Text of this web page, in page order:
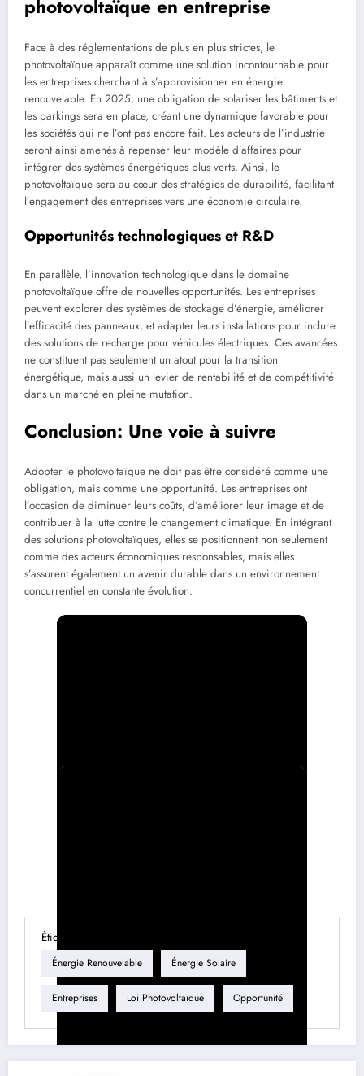
photovoltaïque en entreprise
Face à des réglementations de plus en plus strictes, le
photovoltaïque apparaît comme une solution incontournable pour
les entreprises cherchant à s’approvisionner en énergie
renouvelable. En 2025, une obligation de solariser les bâtiments et
les parkings sera en place, créant une dynamique favorable pour
les sociétés qui ne l’ont pas encore fait. Les acteurs de l’industrie
seront ainsi amenés à repenser leur modèle d’affaires pour
intégrer des systèmes énergétiques plus verts. Ainsi, le
photovoltaïque sera au cœur des stratégies de durabilité, facilitant
l’engagement des entreprises vers une économie circulaire.
Opportunités technologiques et R&D
En parallèle, l’innovation technologique dans le domaine
photovoltaïque offre de nouvelles opportunités. Les entreprises
peuvent explorer des systèmes de stockage d’énergie, améliorer
l’efficacité des panneaux, et adapter leurs installations pour inclure
des solutions de recharge pour véhicules électriques. Ces avancées
ne constituent pas seulement un atout pour la transition
énergétique, mais aussi un levier de rentabilité et de compétitivité
dans un marché en pleine mutation.
Conclusion: Une voie à suivre
Adopter le photovoltaïque ne doit pas être considéré comme une
obligation, mais comme une opportunité. Les entreprises ont
l’occasion de diminuer leurs coûts, d’améliorer leur image et de
contribuer à la lutte contre le changement climatique. En intégrant
des solutions photovoltaïques, elles se positionnent non seulement
comme des acteurs économiques responsables, mais elles
s’assurent également un avenir durable dans un environnement
concurrentiel en constante évolution.
Étiquette
Énergie Renouvelable Énergie Solaire
Entreprises Loi Photovoltaïque Opportunité